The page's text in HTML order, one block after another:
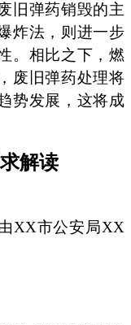
旧弹药销毁的主
炸法，则进一步
。相比之下，燃
废旧弹药处理将
势发展，这将成
解读
XX市公安局XX